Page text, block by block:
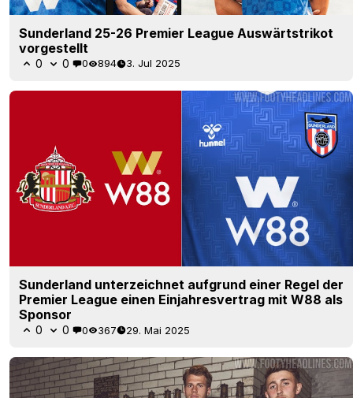
Sunderland 25-26 Premier League Auswärtstrikot
vorgestellt
0 0 0 894 3. Jul 2025
Sunderland unterzeichnet aufgrund einer Regel der
Premier League einen Einjahresvertrag mit W88 als
Sponsor
0 0 0 367 29. Mai 2025